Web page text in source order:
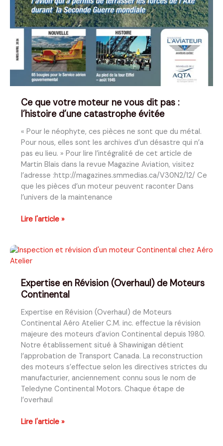
Ce que votre moteur ne vous dit pas :
l’histoire d’une catastrophe évitée
« Pour le néophyte, ces pièces ne sont que du métal.
Pour nous, elles sont les archives d’un désastre qui n’a
pas eu lieu. » Pour lire l’intégralité de cet article de
Martin Blais dans la revue Magazine Aviation, visitez
l’adresse :http://magazines.smmedias.ca/V30N2/12/ Ce
que les pièces d’un moteur peuvent raconter Dans
l’univers de la maintenance
Ce
moteur
ne
dit
pas
l’histoire
d’une
catastrophe
évitée
Lire l'article »
Expertise en Révision (Overhaul) de Moteurs
Continental
Expertise en Révision (Overhaul) de Moteurs
Continental Aéro Atelier C.M. inc. effectue la révision
majeure des moteurs d’avion Continental depuis 1980.
Notre établissement situé à Shawinigan détient
l’approbation de Transport Canada. La reconstruction
des moteurs s’effectue selon les directives strictes du
manufacturier, anciennement connu sous le nom de
Teledyne Continental Motors. Chaque étape de
l’overhaul
Expertise
Lire l'article »